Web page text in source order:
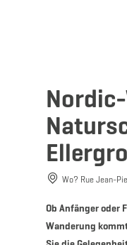
Wo? Rue Jean-
Ob Anfänger oder
Wanderung